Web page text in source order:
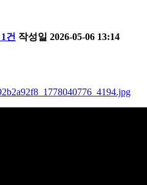
1건 작성일 2026-05-06 13:14